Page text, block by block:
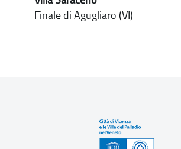
Finale di Agugliaro (VI)